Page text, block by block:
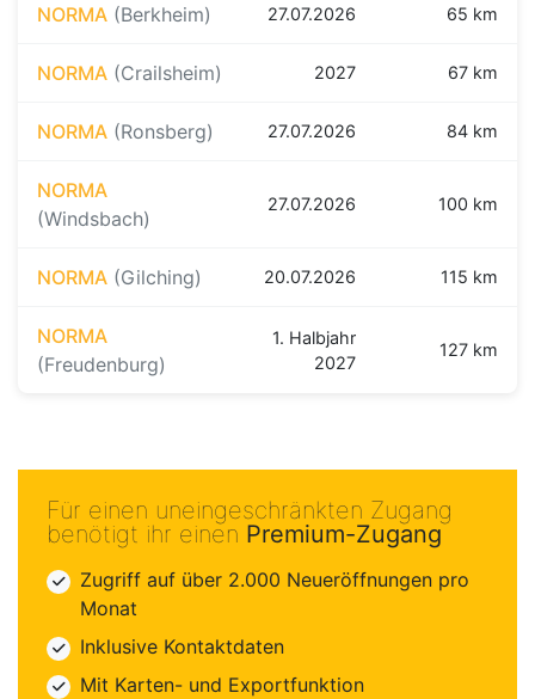
NORMA (Berkheim) 27.07.2026 65 km
NORMA (Crailsheim) 2027 67 km
NORMA (Ronsberg) 27.07.2026 84 km
NORMA
(Windsbach)
27.07.2026 100 km
NORMA (Gilching) 20.07.2026 115 km
NORMA
(Freudenburg)
1. Halbjahr
2027
127 km
Für einen uneingeschränkten Zugang
benötigt ihr einen Premium-Zugang
Zugriff auf über 2.000 Neueröffnungen pro
Monat
Inklusive Kontaktdaten
Mit Karten- und Exportfunktion